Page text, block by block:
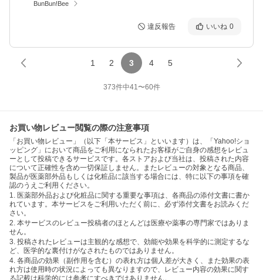
BunBun!Bee
違反報告 いいね 0
1 2 3 4 5
373件中41〜60件
お買い物レビュー閲覧の際の注意事項
「お買い物レビュー」（以下「本サービス」といいます）は、「Yahoo!ショ
ッピング」において商品をご利用になられたお客様がご自身の感想をレビュ
ーとして投稿できるサービスです。各ストアおよび当社は、投稿された内容
について正確性を含め一切保証しません。またレビューの対象となる商品、
製品が医薬部外品もしくは化粧品に該当する場合には、特に以下の事項を確
認のうえご利用ください。
1. 医薬部外品および化粧品に関する重要な事項は、各商品の添付文書に書か
れています。本サービスをご利用いただく前に、必ず添付文書をお読みくだ
さい。
2. 本サービスのレビュー投稿者のほとんどは医療や薬事の専門家ではありま
せん。
3. 投稿されたレビューは主観的な感想で、効能や効果を科学的に測定するな
ど、医学的な裏付けがなされたものではありません。
4. 各商品の効果（副作用を含む）の表れ方は個人差が大きく、また効果の表
れ方は使用時の状況によっても異なりますので、レビュー内容の効果に関す
る記載は科学的には参考にすべきではありません。